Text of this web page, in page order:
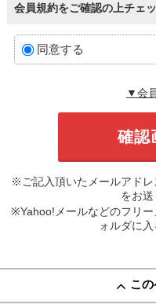
会員規約をご確認の上チェ
同意する
▼会
※ご記入頂いたメールアド
をお送
※Yahoo!メールなどのフリ
ォルダに入
こ